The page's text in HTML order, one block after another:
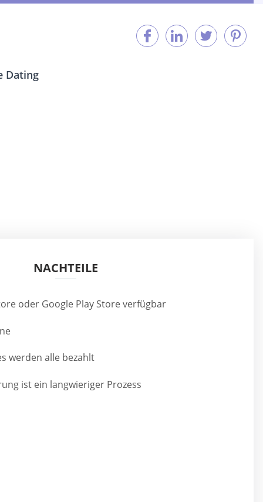
Dating
NACHTEILE
oder Google Play Store verfügbar
werden alle bezahlt
ist ein langwieriger Prozess